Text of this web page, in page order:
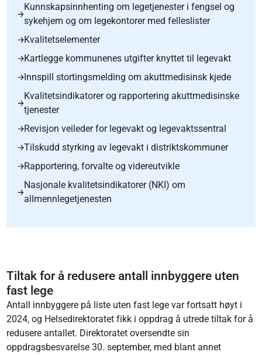
Kunnskapsinnhenting om legetjenester i fengsel og
sykehjem og om legekontorer med felleslister
Kvalitetselementer
Kartlegge kommunenes utgifter knyttet til legevakt
Innspill stortingsmelding om akuttmedisinsk kjede
Kvalitetsindikatorer og rapportering akuttmedisinske
tjenester
Revisjon veileder for legevakt og legevaktssentral
Tilskudd styrking av legevakt i distriktskommuner
Rapportering, forvalte og videreutvikle
Nasjonale kvalitetsindikatorer (NKI) om
allmennlegetjenesten
Tiltak for å redusere antall innbyggere uten
fast lege
Antall innbyggere på liste uten fast lege var fortsatt høyt i
2024, og Helsedirektoratet fikk i oppdrag å utrede tiltak for å
redusere antallet. Direktoratet oversendte sin
oppdragsbesvarelse 30. september, med blant annet